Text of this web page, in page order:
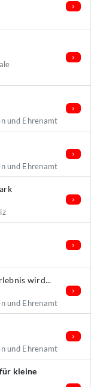
und Ehrenamt
und Ehrenamt
wird...
und Ehrenamt
und Ehrenamt
kleine